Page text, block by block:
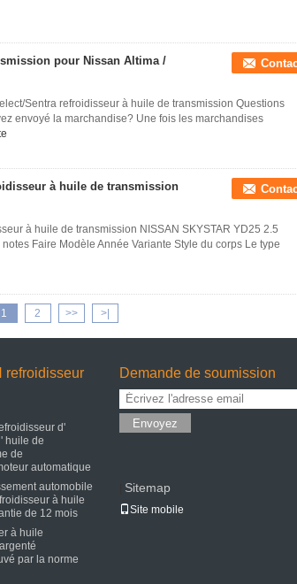
pour Nissan Altima /
Sentra refroidisseur à huile de transmission Questions
envoyé la marchandise? Une fois les marchandises
à huile de transmission
à huile de transmission NISSAN SKYSTAR YD25 2.5
Faire Modèle Année Variante Style du corps Le type
1 2 >> >|
refroidisseur
d'
huile de
de
automatique
automobile
à huile
de 12 mois
à huile
par la norme
Demande de soumission
Envoyez
Sitemap
Site mobile